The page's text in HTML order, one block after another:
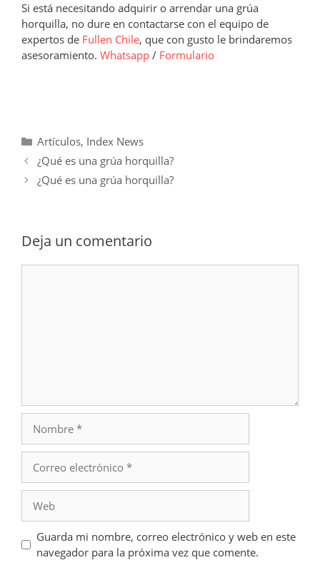
Si está necesitando adquirir o arrendar una grúa
horquilla, no dure en contactarse con el equipo de
expertos de Fullen Chile, que con gusto le brindaremos
asesoramiento. Whatsapp / Formulario
Categorías
Artículos, Index News
¿Qué es una grúa horquilla?
¿Qué es una grúa horquilla?
Deja un comentario
electrónico
Guarda mi nombre, correo electrónico y web en este
navegador para la próxima vez que comente.